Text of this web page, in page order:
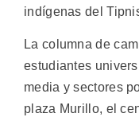
indígenas del
La columna de
estudiantes
media y sectores
plaza Murillo, el